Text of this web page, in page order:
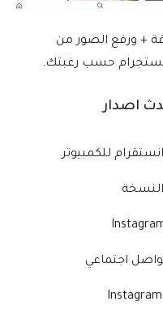
+ ورفع الصور من
حسب رغبتك.
اصدار
للكمبيوتر
اجتماعي